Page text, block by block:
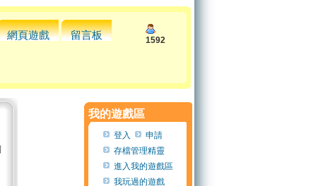
網頁遊戲 留言板 1592
我的遊戲區
登入
申請
存檔管理精靈
進入我的遊戲區
我玩過的遊戲